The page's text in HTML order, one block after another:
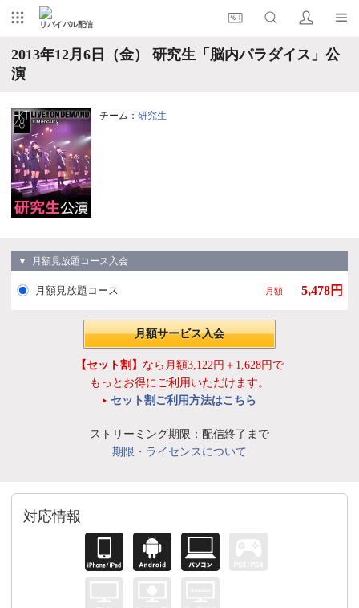
リバイバル配信
2013年12月6日（金） 研究生「脳内パラダイス」公
演
チーム： 研究生
▼ 月額見放題コース入会
月額見放題コース 月額 5,478円
月額サービス入会
【セット割】 なら月額3,122円＋1,628円で
もっとお得にご利用いただけます。
セット割ご利用方法はこちら
ストリーミング期限：配信終了まで
期限・ライセンスについて
対応情報